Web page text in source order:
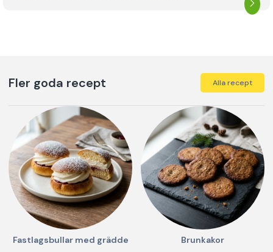
Fler goda recept Alla recept
Fastlagsbullar med grädde Brunkakor